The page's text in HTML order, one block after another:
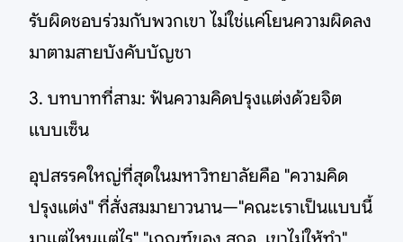
รับผิดชอบร่วมกับพวกเขา ไม่ใช่แค่โยนความผิดลง
มาตามสายบังคับบัญชา
3. บทบาทที่สาม: ฟันความคิดปรุงแต่งด้วยจิต
แบบเซ็น
อุปสรรคใหญ่ที่สุดในมหาวิทยาลัยคือ "ความคิด
ปรุงแต่ง" ที่สั่งสมมายาวนาน—"คณะเราเป็นแบบนี้